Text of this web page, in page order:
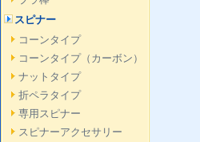
スピナー
コーンタイプ
コーンタイプ（カーボン）
ナットタイプ
折ペラタイプ
専用スピナー
スピナーアクセサリー